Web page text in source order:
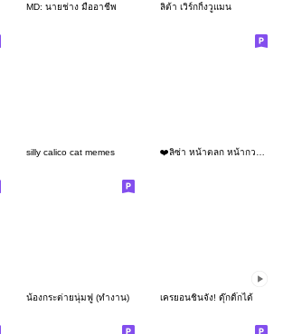
MD: นายช่าง มืออาชีพ ลิต้า เวิร์กกิ้งวูแมน
silly calico cat memes
น้องกระต่ายนุ่มฟู (ทำงาน) เครยอนชินจัง! ดุ๊กดิ๊กได้